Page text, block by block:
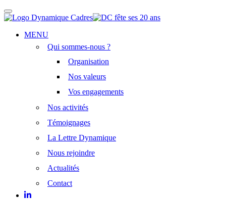
Afficher/masquer
la
Aller
MENU
Qui sommes-nous ?
Organisation
Nos valeurs
Vos engagements
Nos activités
Témoignages
La Lettre Dynamique
Nous rejoindre
Actualités
Contact